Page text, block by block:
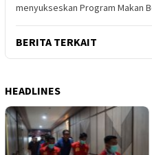
menyukseskan Program Makan
BERITA TERKAIT
HEADLINES